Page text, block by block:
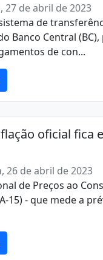
27 de abril de 2023
de
Banco Central (BC),
de con...
oficial fica
26 de abril de 2023
de Preços ao
15) - que mede a